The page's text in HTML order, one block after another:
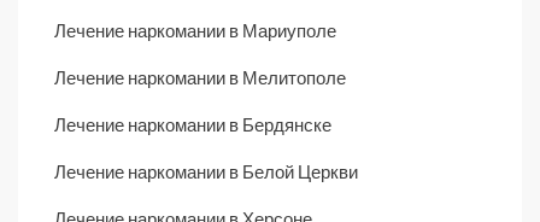
Лечение наркомании в Мариуполе
Лечение наркомании в Мелитополе
Лечение наркомании в Бердянске
Лечение наркомании в Белой Церкви